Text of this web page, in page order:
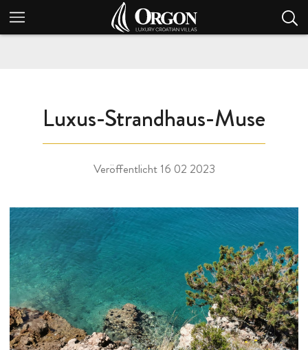
Luxus-Strandhaus-Muse
Veröffentlicht 16 02 2023